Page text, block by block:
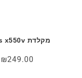
מקלדת Asus x550v
₪249.00